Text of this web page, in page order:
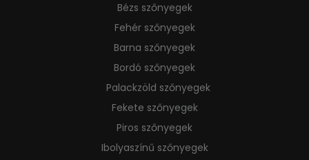
Bézs szőnyegek
Fehér szőnyegek
Barna szőnyegek
Bordó szőnyegek
Palackzöld szőnyegek
Fekete szőnyegek
Piros szőnyegek
Ibolyaszínű szőnyegek